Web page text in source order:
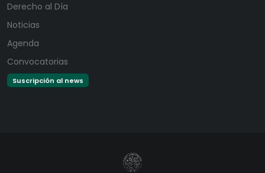
Derecho al Día
Noticias
Agenda
Convocatorias
Suscripción al news